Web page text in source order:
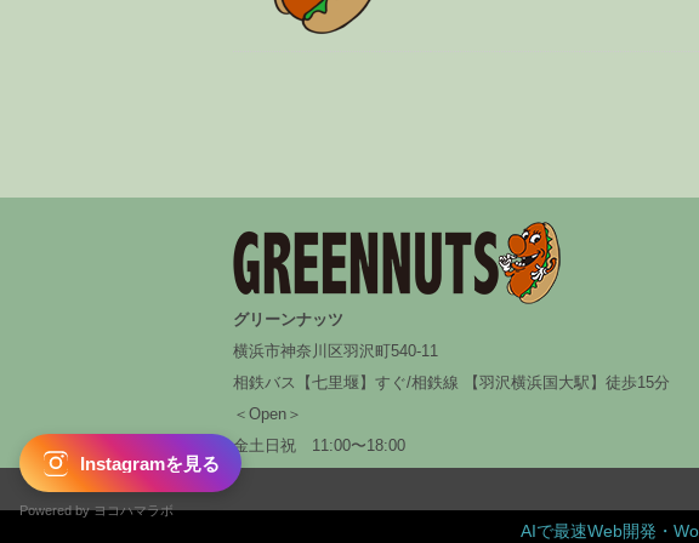
グリーンナッツ
横浜市神奈川区羽沢町540-11
相鉄バス【七里堰】すぐ/相鉄線 【羽沢横浜国大駅】徒歩15分
＜Open＞
金土日祝 11:00〜18:00
AIで最速Web開発・
Instagramを見る